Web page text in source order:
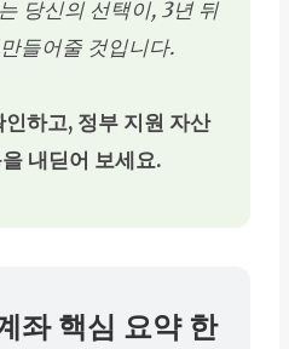
당신의 선택이, 3년 뒤
들어줄 것입니다.
하고, 정부 지원 자산
내딛어 보세요.
좌 핵심 요약 한